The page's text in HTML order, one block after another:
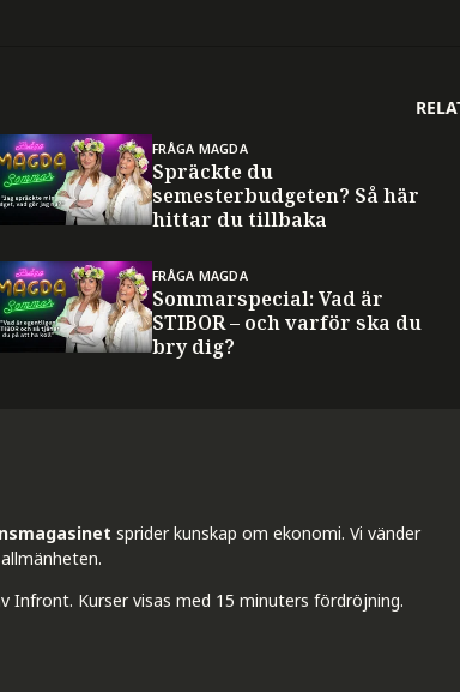
FRÅGA MAGDA
Spräckte du
semesterbudgeten? Så här
hittar du tillbaka
FRÅGA MAGDA
Sommarspecial: Vad är
STIBOR – och varför ska du
bry dig?
sprider kunskap om ekonomi. Vi vänder
Infront. Kurser visas med 15 minuters fördröjning.